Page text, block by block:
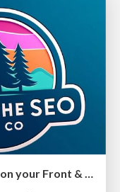
How to audit for AI Accessibility on your Front & Back End